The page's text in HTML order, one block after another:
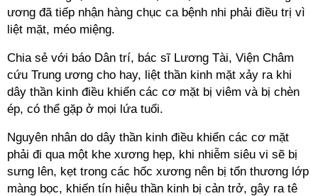
ương đã tiếp nhận hàng chục ca bệnh nhi phải điều trị vì
liệt mặt, méo miệng.
Chia sẻ với báo Dân trí, bác sĩ Lương Tài, Viện Châm
cứu Trung ương cho hay, liệt thần kinh mặt xảy ra khi
dây thần kinh điều khiển các cơ mặt bị viêm và bị chèn
ép, có thể gặp ở mọi lứa tuổi.
Nguyên nhân do dây thần kinh điều khiển các cơ mặt
phải đi qua một khe xương hẹp, khi nhiễm siêu vi sẽ bị
sưng lên, kẹt trong các hốc xương nên bị tổn thương lớp
màng bọc, khiến tín hiệu thần kinh bị cản trở, gây ra tê